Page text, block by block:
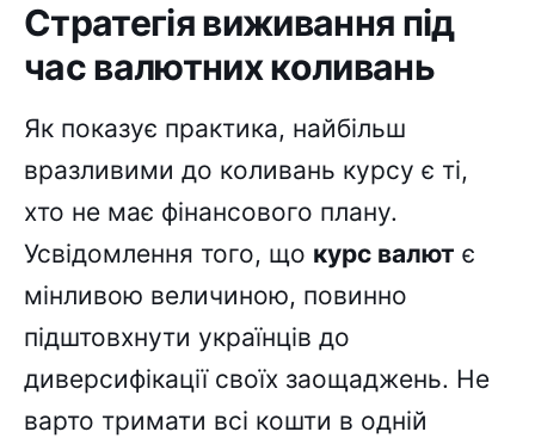
Стратегія виживання під
час валютних коливань
Як показує практика, найбільш
вразливими до коливань курсу є ті,
хто не має фінансового плану.
Усвідомлення того, що курс валют є
мінливою величиною, повинно
підштовхнути українців до
диверсифікації своїх заощаджень. Не
варто тримати всі кошти в одній